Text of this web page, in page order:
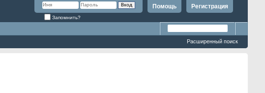
Регистрация
Помощь
Запомнить?
Расширенный поиск